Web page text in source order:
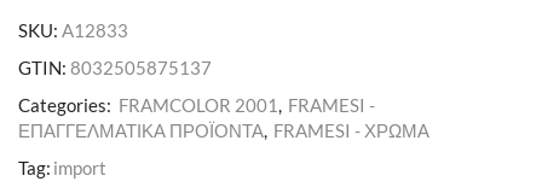
SKU: A12833
GTIN: 8032505875137
Categories: FRAMCOLOR 2001, FRAMESI -
ΕΠΑΓΓΕΛΜΑΤΙΚΑ ΠΡΟΪΟΝΤΑ, FRAMESI - ΧΡΩΜΑ
Tag: import